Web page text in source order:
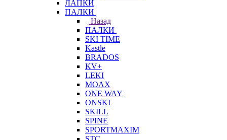
ЛАПКИ
ПАЛКИ
Назад
ПАЛКИ
SKI TIME
Kastle
BRADOS
KV+
LEKI
MOAX
ONE WAY
ONSKI
SKILL
SPINE
SPORTMAXIM